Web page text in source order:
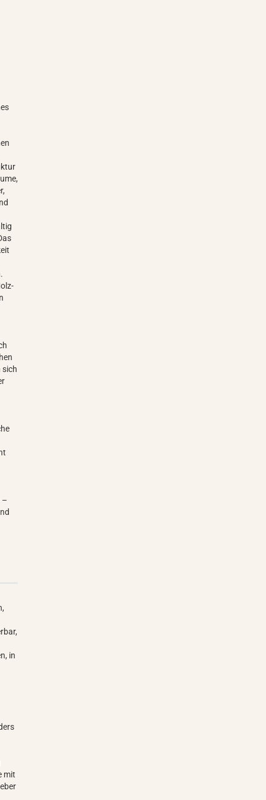
sich
–
in
mit